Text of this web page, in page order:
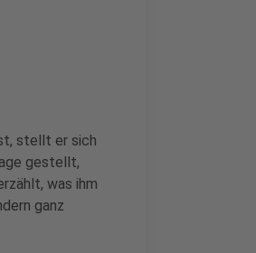
stellt er sich
gestellt,
was ihm
ganz